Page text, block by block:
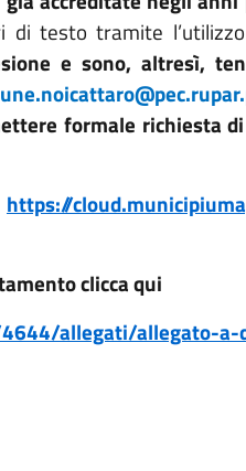
di testo tramite
e sono, altresì,
formale richiesta di
https://
clicca qui
allegati/allegato-